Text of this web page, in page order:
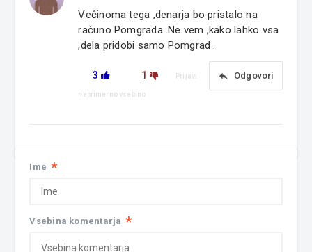
Večinoma tega ,denarja bo pristalo na
računo Pomgrada .Ne vem ,kako lahko vsa
,dela pridobi samo Pomgrad .
3 1 reply Odgovori
Prijavi
neprimerno vsebino
Ime *
Vsebina komentarja *